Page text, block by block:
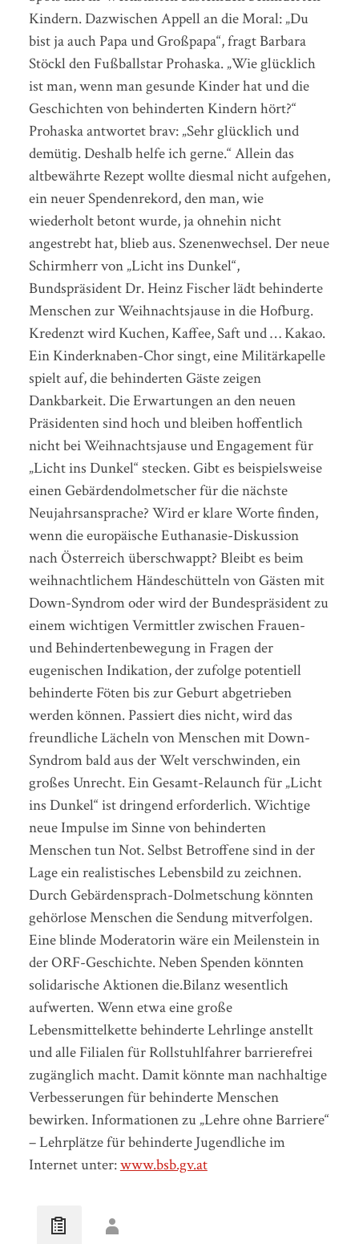
Kindern. Dazwischen Appell an die Moral: „Du
bist ja auch Papa und Großpapa“, fragt Barbara
Stöckl den Fußballstar Prohaska. „Wie glücklich
ist man, wenn man gesunde Kinder hat und die
Geschichten von behinderten Kindern hört?“
Prohaska antwortet brav: „Sehr glücklich und
demütig. Deshalb helfe ich gerne.“ Allein das
altbewährte Rezept wollte diesmal nicht aufgehen,
ein neuer Spendenrekord, den man, wie
wiederholt betont wurde, ja ohnehin nicht
angestrebt hat, blieb aus. Szenenwechsel. Der neue
Schirmherr von „Licht ins Dunkel“,
Bundspräsident Dr. Heinz Fischer lädt behinderte
Menschen zur Weihnachtsjause in die Hofburg.
Kredenzt wird Kuchen, Kaffee, Saft und … Kakao.
Ein Kinderknaben-Chor singt, eine Militärkapelle
spielt auf, die behinderten Gäste zeigen
Dankbarkeit. Die Erwartungen an den neuen
Präsidenten sind hoch und bleiben hoffentlich
nicht bei Weihnachtsjause und Engagement für
„Licht ins Dunkel“ stecken. Gibt es beispielsweise
einen Gebärdendolmetscher für die nächste
Neujahrsansprache? Wird er klare Worte finden,
wenn die europäische Euthanasie-Diskussion
nach Österreich überschwappt? Bleibt es beim
weihnachtlichem Händeschütteln von Gästen mit
Down-Syndrom oder wird der Bundespräsident zu
einem wichtigen Vermittler zwischen Frauen-
und Behindertenbewegung in Fragen der
eugenischen Indikation, der zufolge potentiell
behinderte Föten bis zur Geburt abgetrieben
werden können. Passiert dies nicht, wird das
freundliche Lächeln von Menschen mit Down-
Syndrom bald aus der Welt verschwinden, ein
großes Unrecht. Ein Gesamt-Relaunch für „Licht
ins Dunkel“ ist dringend erforderlich. Wichtige
neue Impulse im Sinne von behinderten
Menschen tun Not. Selbst Betroffene sind in der
Lage ein realistisches Lebensbild zu zeichnen.
Durch Gebärdensprach-Dolmetschung könnten
gehörlose Menschen die Sendung mitverfolgen.
Eine blinde Moderatorin wäre ein Meilenstein in
der ORF-Geschichte. Neben Spenden könnten
solidarische Aktionen die.Bilanz wesentlich
aufwerten. Wenn etwa eine große
Lebensmittelkette behinderte Lehrlinge anstellt
und alle Filialen für Rollstuhlfahrer barrierefrei
zugänglich macht. Damit könnte man nachhaltige
Verbesserungen für behinderte Menschen
bewirken. Informationen zu „Lehre ohne Barriere“
– Lehrplätze für behinderte Jugendliche im
Internet unter:www.bsb.gv.at